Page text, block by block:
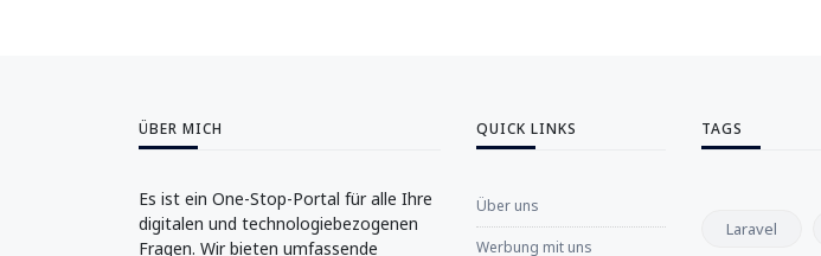
ÜBER MICH
Es ist ein One-Stop-Portal für alle Ihre
digitalen und technologiebezogenen
Fragen. Wir bieten umfassende
QUICK LINKS
Über uns
Werbung mit uns
TAGS
Laravel